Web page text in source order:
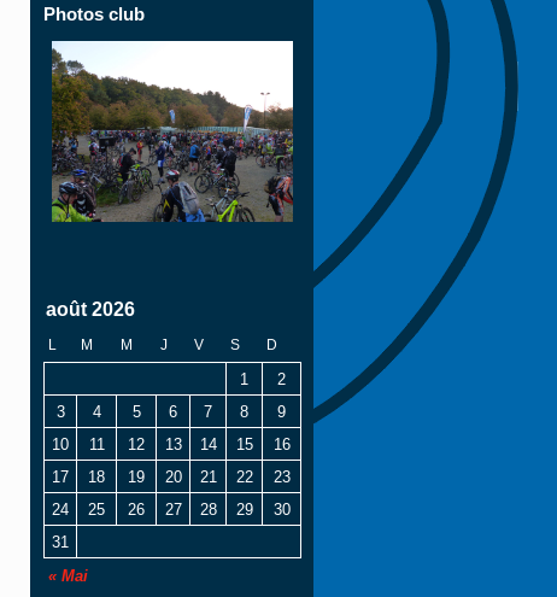
Photos club
août 2026
L M M J V S D
« Mai
1
2
3
4 5 6 7 8
9
10
11 12 13 14 15
16
17
18 19 20 21 22
23
24
25 26 27 28 29
30
31